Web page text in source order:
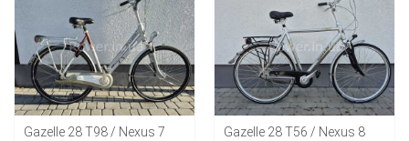
Gazelle 28 T98 / Nexus 7 Gazelle 28 T56 / Nexus 8